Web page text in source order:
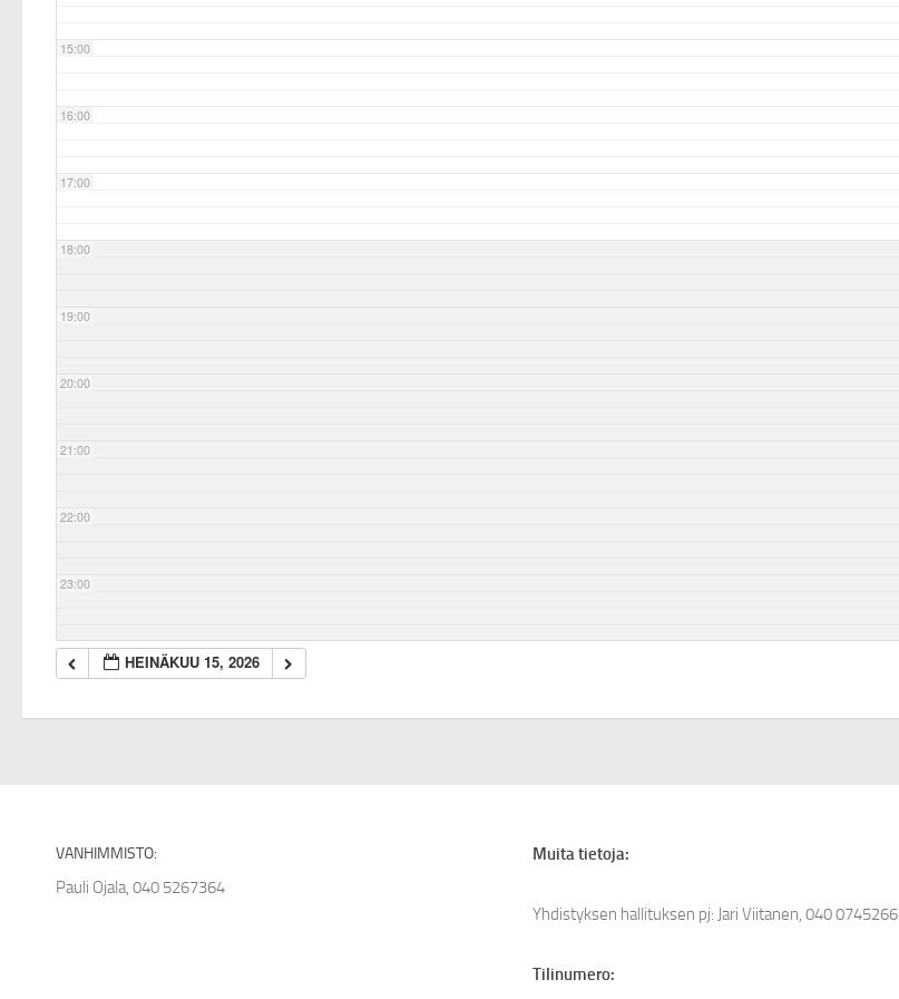
15:00
16:00
17:00
18:00
19:00
20:00
21:00
22:00
23:00
HEINÄKUU 15, 2026
VANHIMMISTO:
Pauli Ojala, 040 5267364
Muita tietoja:
Yhdistyksen hallituksen pj: Jari Viitanen, 040 0745266
Tilinumero: